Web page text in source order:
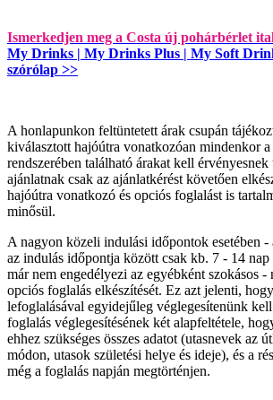
Ismerkedjen meg a Costa új pohárbérlet
My Drinks | My Drinks Plus | My Soft
szórólap >>
A honlapunkon feltüntetett árak csupán
kiválasztott hajóútra vonatkozóan mindenkor a
rendszerében található árakat kell
ajánlatnak csak az ajánlatkérést követően
hajóútra vonatkozó és opciós foglalást is
minősül.
A nagyon közeli indulási időpontok esetében -
az indulás időpontja között csak kb. 7 - 14 nap
már nem engedélyezi az egyébként szokásos -
opciós foglalás elkészítését. Ez azt jelenti,
lefoglalásával egyidejűleg véglegesítenünk
foglalás véglegesítésének két alapfeltétele,
ehhez szükséges összes adatot (utasnevek az
módon, utasok születési helye és ideje), és a
még a foglalás napján megtörténjen.